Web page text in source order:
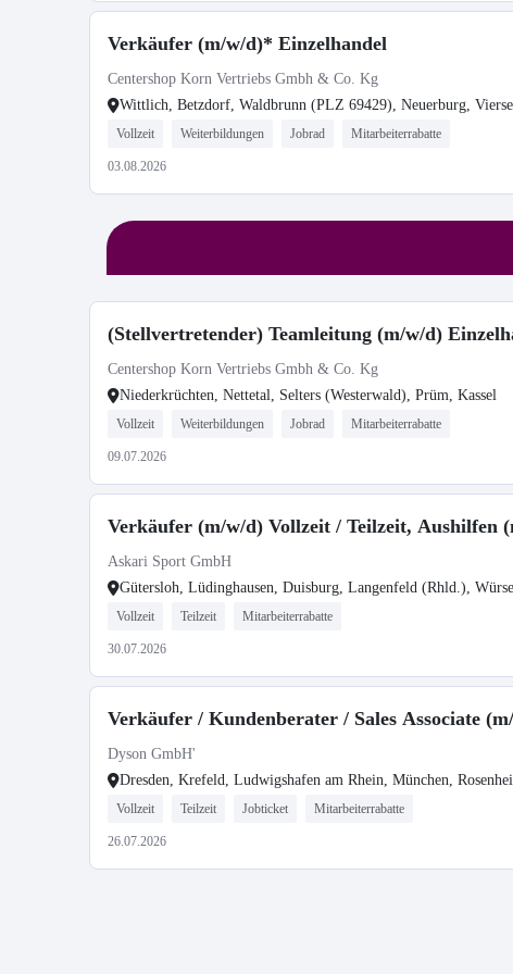
Verkäufer (m/w/d)* Einzelhandel
Centershop Korn Vertriebs Gmbh & Co. Kg
Wittlich, Betzdorf, Waldbrunn (PLZ 69429), Neuerburg,
Vollzeit Weiterbildungen Jobrad Mitarbeiterrabatte
03.08.2026
(Stellvertretender) Teamleitung (m/w/d)
Centershop Korn Vertriebs Gmbh & Co. Kg
Niederkrüchten, Nettetal, Selters (Westerwald), Prüm, Kassel
Vollzeit Weiterbildungen Jobrad Mitarbeiterrabatte
09.07.2026
Verkäufer (m/w/d) Vollzeit / Teilzeit, Aushilfen
Askari Sport GmbH
Gütersloh, Lüdinghausen, Duisburg, Langenfeld (Rhld.),
Vollzeit Teilzeit Mitarbeiterrabatte
30.07.2026
Verkäufer / Kundenberater / Sales Associate
Dyson GmbH'
Dresden, Krefeld, Ludwigshafen am Rhein, München,
Vollzeit Teilzeit Jobticket Mitarbeiterrabatte
26.07.2026